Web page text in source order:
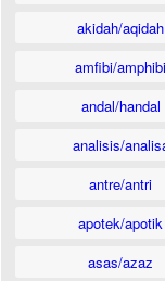
akidah/aqidah
amfibi/amphibi
andal/handal
analisis/
antre/antri
apotek/apotik
asas/azaz